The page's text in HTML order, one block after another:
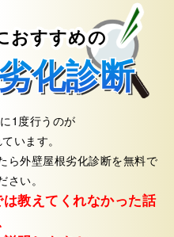
おすすめの
化診断
化診断
化診断
1度行うのが
います。
ら外壁屋根劣化診断を無料で
さい。
教えてくれなかった話